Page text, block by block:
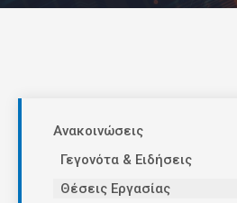
Ανακοινώσεις
Γεγονότα & Ειδήσεις
Θέσεις Εργασίας